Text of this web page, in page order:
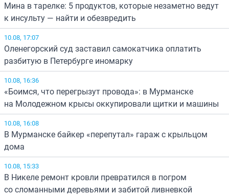
Мина в тарелке: 5 продуктов, которые незаметно ведут
к инсульту — найти и обезвредить
10.08, 17:07
Оленегорский суд заставил самокатчика оплатить
разбитую в Петербурге иномарку
10.08, 16:36
«Боимся, что перегрызут провода»: в Мурманске
на Молодежном крысы оккупировали щитки и машины
10.08, 16:08
В Мурманске байкер «перепутал» гараж с крыльцом
дома
10.08, 15:33
В Никеле ремонт кровли превратился в погром
со сломанными деревьями и забитой ливневкой